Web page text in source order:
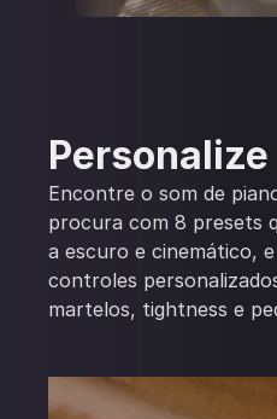
Encontre o som de
procura com 8 presets
a escuro e cinemático,
controles
martelos, tightness e